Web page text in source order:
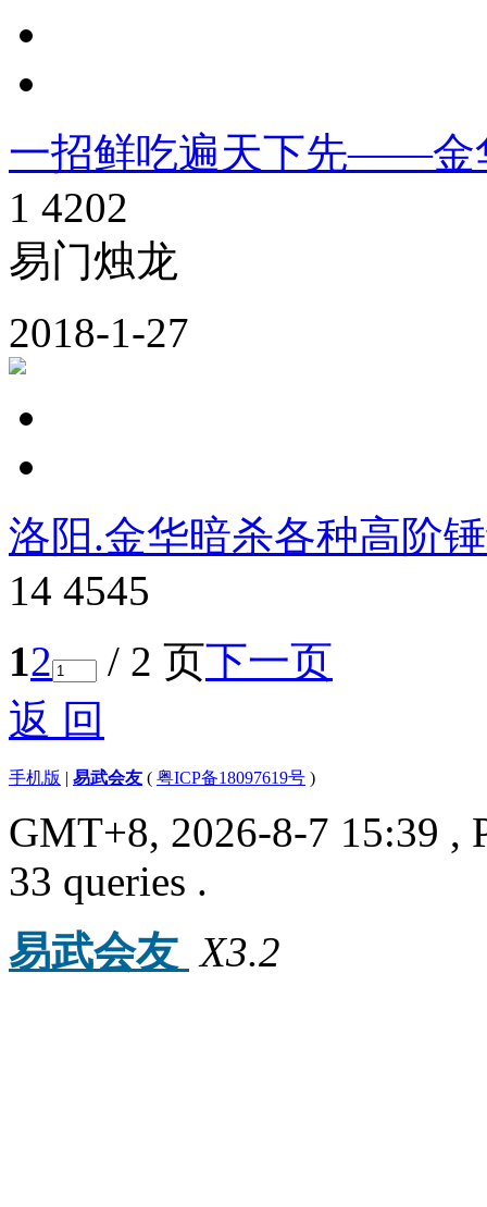
一招鲜吃遍天下先——金
1 4202
易门烛龙
2018-1-27
洛阳.金华暗杀各种高阶
14 4545
12 / 2 页下一页
返 回
手机版 | 易武会友 ( 粤ICP备18097619号 )
GMT+8, 2026-8-7 15:39 ,
33 queries .
易武会友 X3.2